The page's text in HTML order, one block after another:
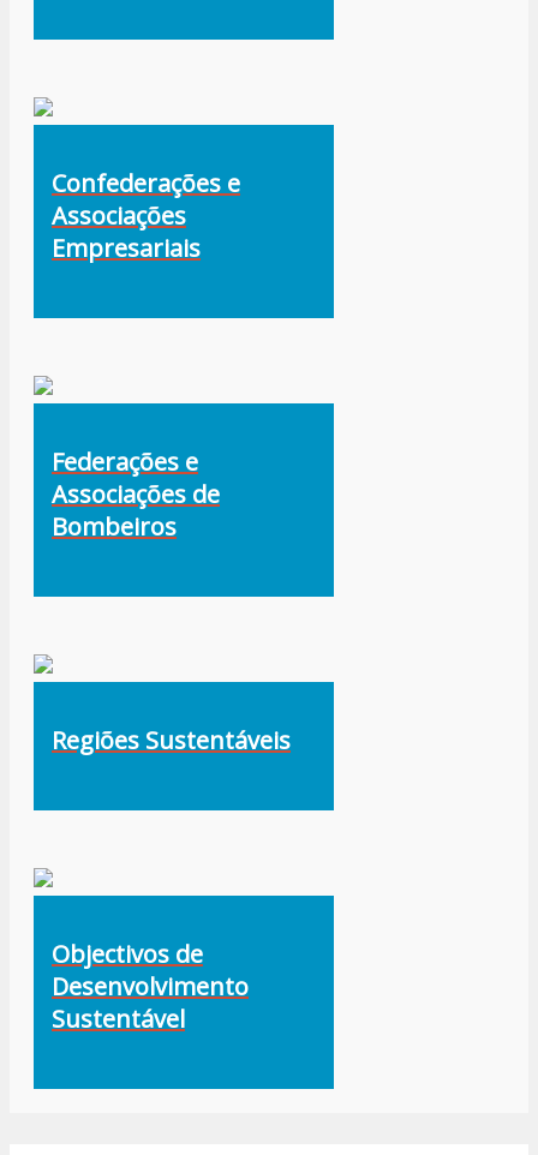
Confederações e
Associações
Empresariais
Federações e
Associações de
Bombeiros
Regiões Sustentáveis
Objectivos de
Desenvolvimento
Sustentável